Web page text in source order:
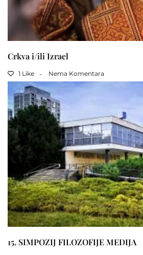
Crkva i/ili Izrael
1 Like Nema Komentara
15. SIMPOZIJ FILOZOFIJE MEDIJA